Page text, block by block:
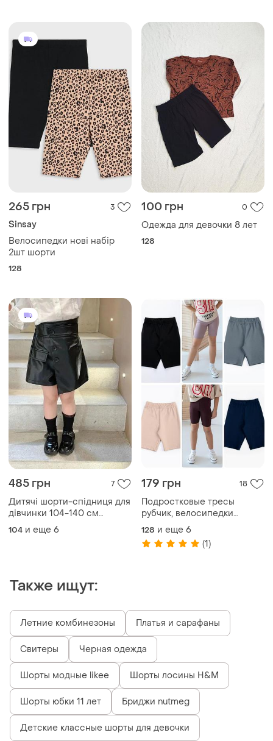
265 грн 3
Sinsay
Велосипедки нові набір
2шт шорти
128
100 грн 0
Одежда для девочки 8 лет
128
485 грн 7
Дитячі шорти-спідниця для
дівчинки 104-140 см
чорний 5002
104 и еще 6
179 грн 18
Подростковые тресы
рубчик, велосипедки
детские рубчик, трессы,
шортики трикотажные в
утяжелике
128 и еще 6
(1)
Также ищут:
Летние комбинезоны Платья и сарафаны
Свитеры Черная одежда
Шорты модные likee Шорты лосины H&M
Шорты юбки 11 лет Бриджи nutmeg
Детские классные шорты для девочки